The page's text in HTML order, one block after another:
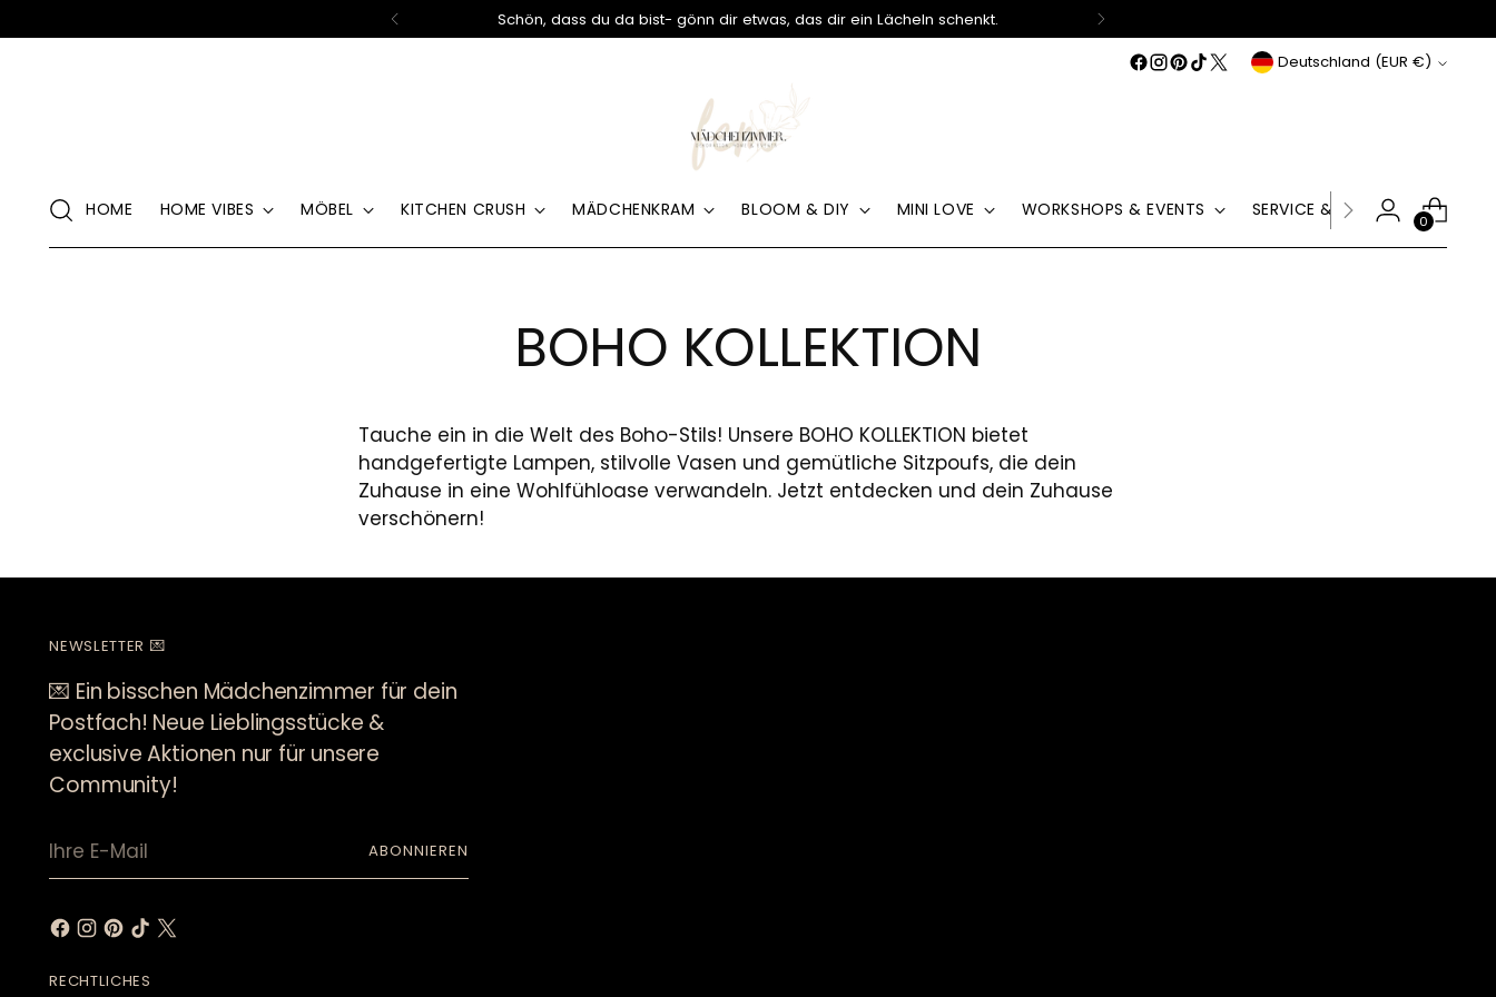
dass du da bist- gönn dir etwas, das dir ein Lächeln schenkt.
Währung Deutschland (EUR €)
HOME HOME VIBES MÖBEL KITCHEN CRUSH MÄDCHENKRAM BLOOM & DIY MINI LOVE WORKSHOPS & EVENTS SERVICE & HILFE
0
BOHO KOLLEKTION
Tauche ein in die Welt des Boho-Stils! Unsere BOHO KOLLEKTION bietet
handgefertigte Lampen, stilvolle Vasen und gemütliche Sitzpoufs, die dein
Zuhause in eine Wohlfühloase verwandeln. Jetzt entdecken und dein Zuhause
verschönern!
NEWSLETTER 💌
💌 Ein bisschen Mädchenzimmer für dein
Postfach! Neue Lieblingsstücke &
exclusive Aktionen nur für unsere
Community!
E-
ABONNIEREN
RECHTLICHES